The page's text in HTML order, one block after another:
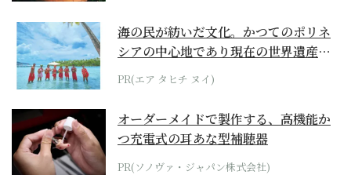
海の民が紡いだ文化。かつてのポリネ
シアの中心地であり現在の世界遺産か
らみえてくる...
PR(エア タヒチ ヌイ)
オーダーメイドで製作する、高機能か
つ充電式の耳あな型補聴器
PR(ソノヴァ・ジャパン株式会社)